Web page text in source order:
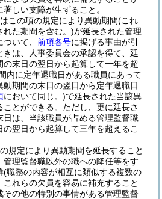
しい支障が生ずること。
この項の規定により異動期間(これ
れた期間を含む。)が延長された管理
いて、 前項各号に掲げる事由が引
きは、人事委員会の承認を得て、延
末日の翌日から起算して一年を超
内に定年退職日がある職員にあって
動期間の末日の翌日から定年退職日
において同じ。)で延長された当該異
とができる。 ただし、更に延長さ
日は、当該職員が占める管理監督職
翌日から起算して三年を超えるこ
の規定により異動期間を延長すること
理監督職以外の職への降任等をす
(職務の内容が相互に類似する複数の
れらの欠員を容易に補充すること
の他の特別の事情がある管理監督